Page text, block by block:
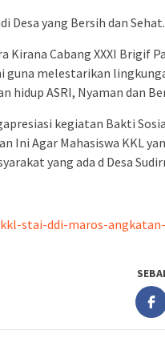
Desa yang Bersih dan Sehat.
Kirana Cabang XXXI Brigif
melestarikan
hidup ASRI, Nyaman dan
kegiatan Bakti
Ini Agar Mahasiswa KKL
yang ada d Desa
stai-ddi-maros-